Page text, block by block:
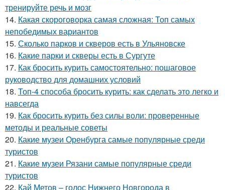
тренируйте речь и мозг
14. Какая скороговорка самая сложная: Топ самых
непобедимых вариантов
15. Сколько парков и скверов есть в Ульяновске
16. Какие парки и скверы есть в Сургуте
17. Как бросить курить самостоятельно: пошаговое
руководство для домашних условий
18. Топ-4 способа бросить курить: как сделать это легко и
навсегда
19. Как бросить курить без силы воли: проверенные
методы и реальные советы
20. Какие музеи Оренбурга самые популярные среди
туристов
21. Какие музеи Рязани самые популярные среди
туристов
22. Кай Метов – голос Нижнего Новгорода в